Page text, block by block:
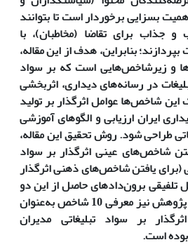
بسزایی برخوردار است تا بتوانند
و جذاب برای تقاضا (مخاطبان)، با
بنابراین، هدف از این مقاله،
و زیرشاخص‌هایی است که بر سواد
در رسانه‌های دیداری، اثربخشی
این شاخص­‌ها عوامل اثرگذار بر تولید
ایران ارزیابی و الگوهای آموزشی
طراحی شود. روش تحقیق این مقاله،
شاخص­‌های عینی اثرگذار بر سواد
(برای یافتن شاخص­‌های ذهنی اثرگذار
تلفیقی برون‌دادهای حاصل از این دو
مرحله است. یافته اصلی پژوهش نیز معرفی 10 شاخص به‌عنوان
بر سواد تبلیغاتی مدیران
است.